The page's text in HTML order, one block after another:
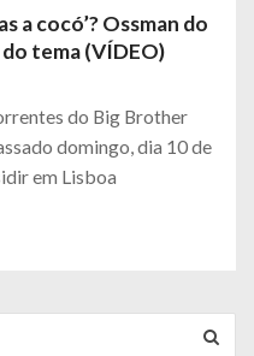
a cocó’? Ossman do
tema (VÍDEO)
do Big Brother
domingo, dia 10 de
em Lisboa